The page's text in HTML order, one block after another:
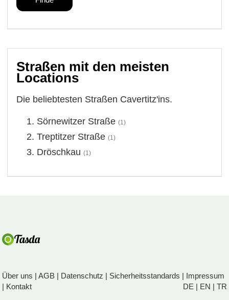
Straßen mit den meisten
Locations
Die beliebtesten Straßen Cavertitz'ins.
Sörnewitzer Straße (1)
Treptitzer Straße (1)
Dröschkau (1)
Über uns |AGB Datenschutz Sicherheitsstandards
Impressum
Kontakt DE| EN TR